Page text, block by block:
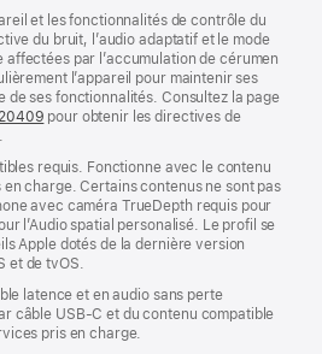
et les fonctionnalités de contrôle du
du bruit, l’audio adaptatif et le mode
par l’accumulation de cérumen
l’appareil pour maintenir ses
de ses fonctionnalités. Consultez la page
pour obtenir les directives de
requis. Fonctionne avec le contenu
charge. Certains contenus ne sont pas
avec caméra TrueDepth requis pour
l’Audio spatial personalisé. Le profil se
Apple dotés de la dernière version
et de tvOS.
latence et en audio sans perte
câble USB-C et du contenu compatible
pris en charge.